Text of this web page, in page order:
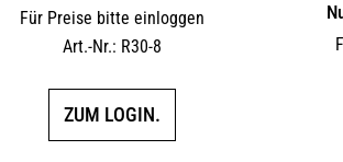
Für Preise bitte einloggen
Art.-Nr.: R30-8
ZUM LOGIN.